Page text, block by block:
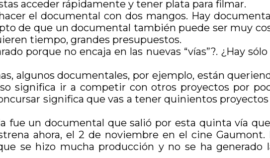
acceder rápidamente y tener plata para filmar.
el documental con dos mangos. Hay
de que un documental también puede ser muy
tiempo, grandes presupuestos.
porque no encaja en las nuevas “vías”?. ¿Hay
algunos documentales, por ejemplo, están
significa ir a competir con otros proyectos por
significa que vas a tener quinientos
fue un documental que salió por esta quinta vía
ahora, el 2 de noviembre en el cine
se hizo mucha producción y no se ha generado